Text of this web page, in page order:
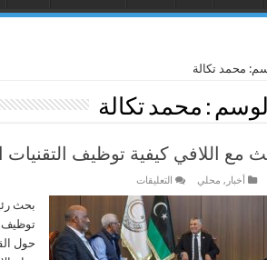
محمد تكالة
: محمد تكالة
مع اللافي كيفية توظيف
أخبار , محلي التعليقات
يبحث
مع
اللافي
كيفية
توظيف
بحث
توظيف
حول